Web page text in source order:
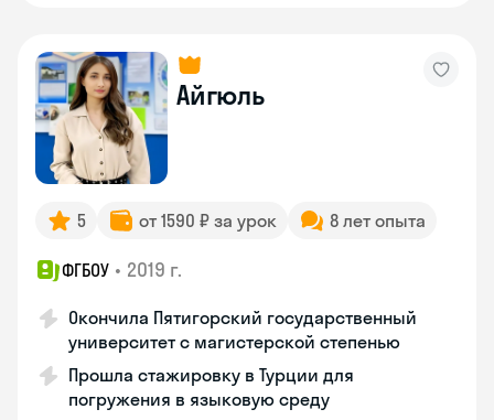
Айгюль
5 от 1590 ₽ за урок 8 лет опыта
ФГБОУ • 2019 г.
Окончила Пятигорский государственный
университет с магистерской степенью
Прошла стажировку в Турции для
погружения в языковую среду